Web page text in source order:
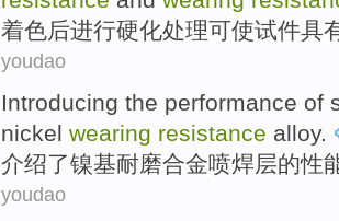
着色后进行硬化处理可使试件具
youdao
Introducing the performance of
nickel wearing resistance alloy.
介绍了镍基耐磨合金喷焊层的性
youdao